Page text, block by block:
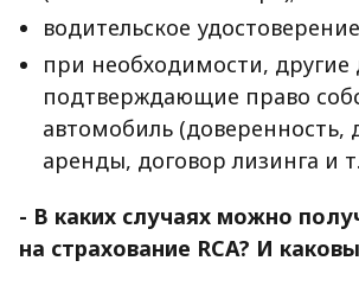
водительское
при необходимости,
подтверждающие право
автомобиль (доверенность,
аренды, договор лизинга и
- В каких случаях можно
на страхование RCA? И